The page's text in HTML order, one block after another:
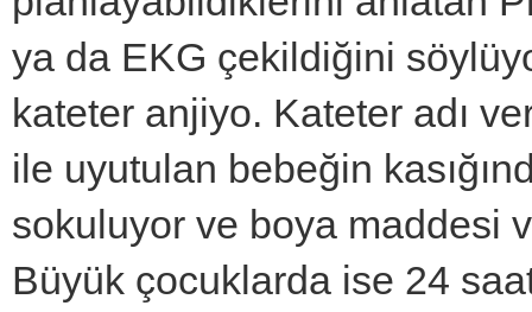
ya da EKG çekildiğini
kateter anjiyo. Kateter adı
ile uyutulan bebeğin
sokuluyor ve boya maddesi
Büyük çocuklarda ise 24